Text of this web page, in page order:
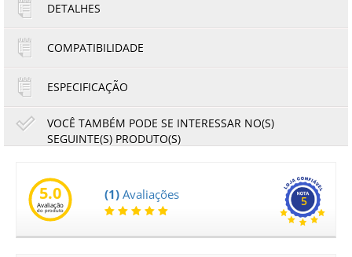
1x de R$2.450,00
2x de R$1.225,00
3x de R$816,67
5x de R$490,00
DETALHES
COMPATIBILIDADE
ESPECIFICAÇÃO
VOCÊ TAMBÉM PODE SE INTERESSAR NO(S)
SEGUINTE(S) PRODUTO(S)
7,28 6,77
no boleto à vista
5.0
Avaliação
do produto
(1) Avaliações 5